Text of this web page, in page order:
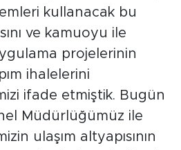
kullanacak bu
ve kamuoyu ile
projelerinin
ihalelerini
ifade etmiştik. Bugün
Müdürlüğümüz ile
ulaşım altyapısının